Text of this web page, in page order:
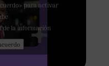
para activar
de la información